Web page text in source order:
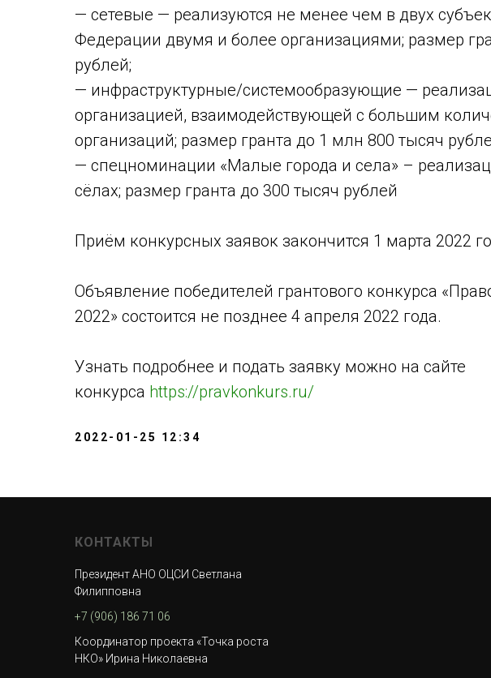
— сетевые — реализуются не менее чем в двух
Федерации двумя и более организациями; размер
рублей;
— инфраструктурные/системообразующие —
организацией, взаимодействующей с большим
организаций; размер гранта до 1 млн 800 тысяч
— спецноминации «Малые города и села» –
сёлах; размер гранта до 300 тысяч рублей
Приём конкурсных заявок закончится 1 марта 2022
Объявление победителей грантового конкурса
2022» состоится не позднее 4 апреля 2022 года.
Узнать подробнее и подать заявку можно на сайте
конкурса https://pravkonkurs.ru/
2022-01-25 12:34
КОНТАКТЫ
Президент АНО ОЦСИ Светлана
Филипповна
+7 (906) 186 71 06
Координатор проекта «Точка роста
НКО» Ирина Николаевна